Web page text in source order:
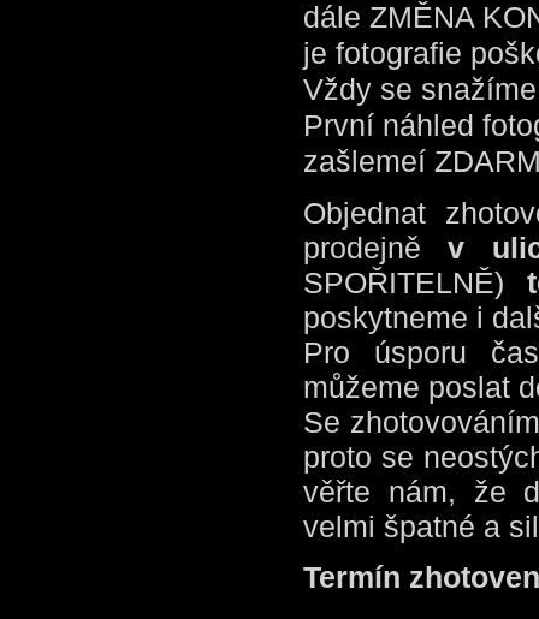
dále ZMĚNA
je fotografie
Vždy se
První náhled
zašlemeí
Objednat
prodejněv
SPOŘITELNĚ)
poskytneme i
Pro úsporu
můžeme poslat
Se
proto se
věřte nám, že
velmi špatné a
Termín